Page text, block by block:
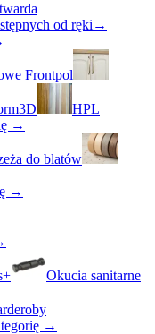
od ręki →
Frontpol
HPL
→
do blatów
→
Okucia sanitarne
→